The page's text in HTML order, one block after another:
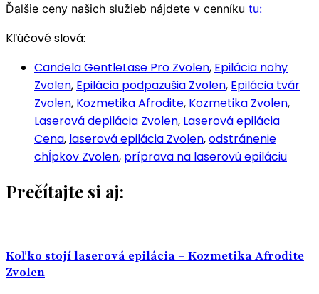
Ďalšie ceny našich služieb nájdete v cenníku tu:
Kľúčové slová:
Candela GentleLase Pro Zvolen, Epilácia nohy
Zvolen, Epilácia podpazušia Zvolen, Epilácia tvár
Zvolen, Kozmetika Afrodite, Kozmetika Zvolen,
Laserová depilácia Zvolen, Laserová epilácia
Cena, laserová epilácia Zvolen,odstránenie
chĺpkov Zvolen, príprava na laserovú epiláciu
Prečítajte si aj:
Koľko stojí laserová epilácia – Kozmetika Afrodite
Zvolen